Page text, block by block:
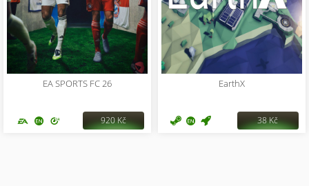
EA SPORTS FC 26
920 Kč
EarthX
38 Kč